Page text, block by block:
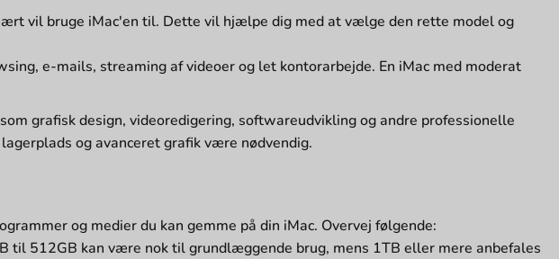
vil bruge iMac'en til. Dette vil hjælpe dig med at vælge den rette model og
e-mails, streaming af videoer og let kontorarbejde. En iMac med moderat
grafisk design, videoredigering, softwareudvikling og andre professionelle
og avanceret grafik være nødvendig.
og medier du kan gemme på din iMac. Overvej følgende:
til 512GB kan være nok til grundlæggende brug, mens 1TB eller mere anbefales